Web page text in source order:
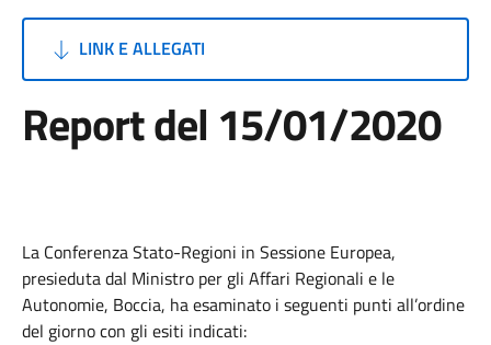
LINK E ALLEGATI
Report del 15/01/2020
La Conferenza Stato-Regioni in Sessione Europea,
presieduta dal Ministro per gli Affari Regionali e le
Autonomie, Boccia, ha esaminato i seguenti punti all’ordine
del giorno con gli esiti indicati: